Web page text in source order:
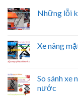
Những lỗi
Xe nâng
So sánh xe
nước